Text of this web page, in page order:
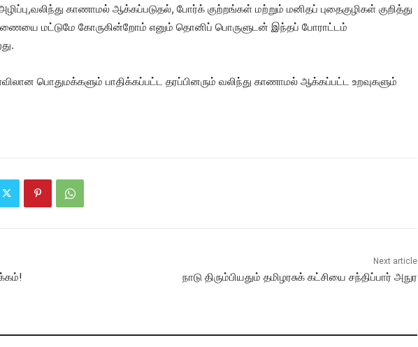
காணாமல் ஆக்கப்படுதல், போர்க் குற்றங்கள் மற்றும் மனிதப் புதைகுழிகள் குறித்து
மட்டுமே கோருகின்றோம் எனும் தொனிப் பொருளுடன் இந்தப் போராட்டம்
பொதுமக்களும் பாதிக்கப்பட்ட தரப்பினரும் வலிந்து காணாமல் ஆக்கப்பட்ட உறவுகளும்
Next article
நாடு திரும்பியதும் தமிழரசுக் கட்சியை சந்திப்பார் அநுர